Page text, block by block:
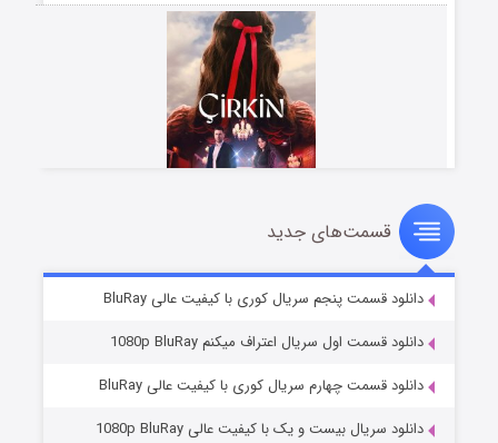
سریال زشت
قسمت۲ (زیرنویس) منتشر شد
قسمت‌های جدید
دانلود قسمت پنجم سریال کوری با کیفیت عالی BluRay
دانلود قسمت اول سریال اعتراف میکنم 1080p BluRay
دانلود قسمت چهارم سریال کوری با کیفیت عالی BluRay
دانلود سریال بیست و یک با کیفیت عالی 1080p BluRay